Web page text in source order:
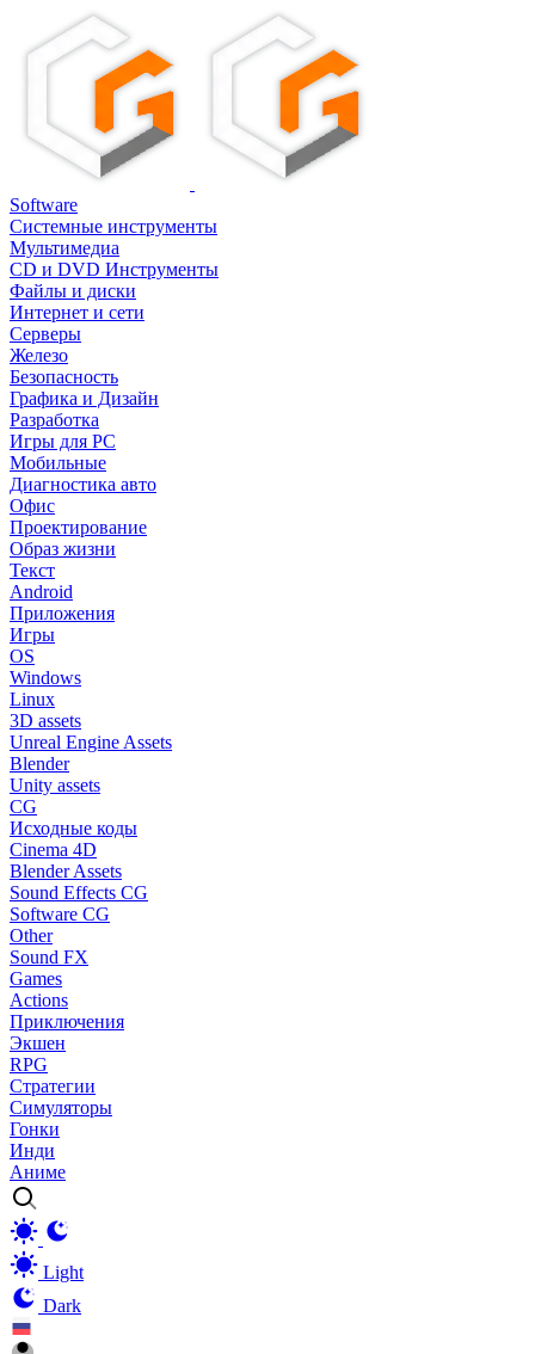
Software
Системные инструменты
Мультимедиа
CD и DVD Инструменты
Файлы и диски
Интернет и сети
Серверы
Железо
Безопасность
Графика и Дизайн
Разработка
Игры для PC
Мобильные
Диагностика авто
Офис
Проектирование
Образ жизни
Текст
Android
Приложения
Игры
OS
Windows
Linux
3D assets
Unreal Engine Assets
Blender
Unity assets
CG
Исходные коды
Cinema 4D
Blender Assets
Sound Effects CG
Software CG
Other
Sound FX
Games
Actions
Приключения
Экшен
RPG
Стратегии
Симуляторы
Гонки
Инди
Аниме
Light
Dark